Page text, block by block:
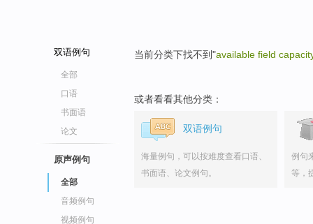
双语例句
全部
口语
书面语
论文
原声例句
全部
音频例句
视频例句
当前分类下找不到"available field
或者看看其他分类：
双语例句
海量例句，可以按难度查看口语、
书面语、论文例句。
例句
等，